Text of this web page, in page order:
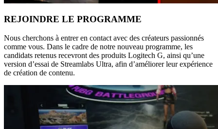
REJOINDRE LE PROGRAMME
Nous cherchons à entrer en contact avec des créateurs passionnés
comme vous. Dans le cadre de notre nouveau programme, les
candidats retenus recevront des produits Logitech G, ainsi qu’une
version d’essai de Streamlabs Ultra, afin d’améliorer leur expérience
de création de contenu.